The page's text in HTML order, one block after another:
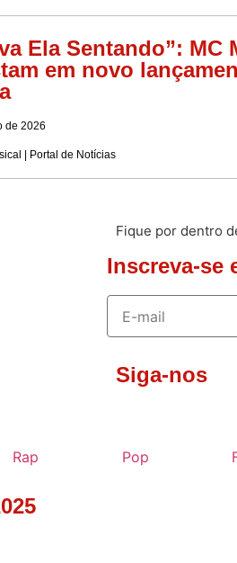
Ela Sentando”: MC
em novo
de 2026
| Portal de Notícias
Fique por dentro
Inscreva-se
Siga-nos
Rap Pop